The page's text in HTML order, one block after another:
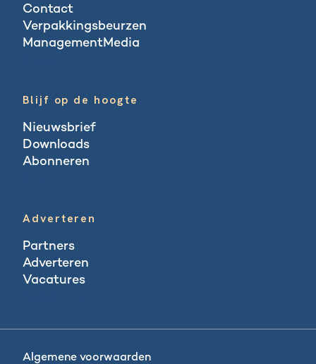
Contact
Verpakkingsbeurzen
ManagementMedia
Blijf op de hoogte
Nieuwsbrief
Downloads
Abonneren
Adverteren
Partners
Adverteren
Vacatures
Algemene voorwaarden